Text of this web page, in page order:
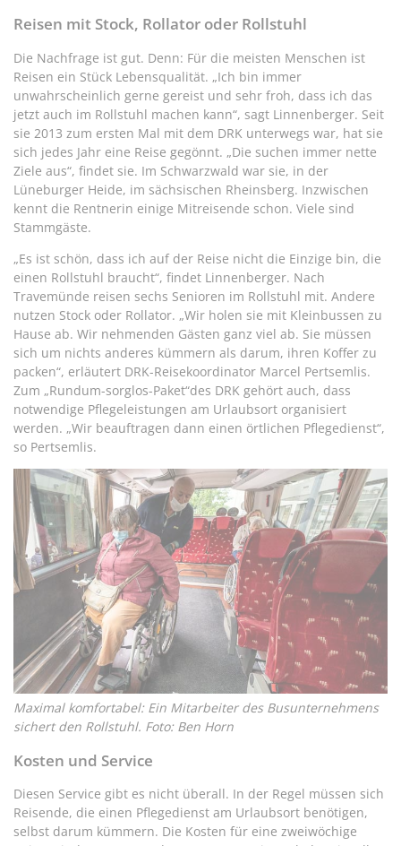
Reisen mit Stock, Rollator oder Rollstuhl
Die Nachfrage ist gut. Denn: Für die meisten Menschen ist
Reisen ein Stück Lebensqualität. „Ich bin immer
unwahrscheinlich gerne gereist und sehr froh, dass ich das
jetzt auch im Rollstuhl machen kann“, sagt Linnenberger. Seit
sie 2013 zum ersten Mal mit dem DRK unterwegs war, hat sie
sich jedes Jahr eine Reise gegönnt. „Die suchen immer nette
Ziele aus“, findet sie. Im Schwarzwald war sie, in der
Lüneburger Heide, im sächsischen Rheinsberg. Inzwischen
kennt die Rentnerin einige Mitreisende schon. Viele sind
Stammgäste.
„Es ist schön, dass ich auf der Reise nicht die Einzige bin, die
einen Rollstuhl braucht“, findet Linnenberger. Nach
Travemünde reisen sechs Senioren im Rollstuhl mit. Andere
nutzen Stock oder Rollator. „Wir holen sie mit Kleinbussen zu
Hause ab. Wir nehmenden Gästen ganz viel ab. Sie müssen
sich um nichts anderes kümmern als darum, ihren Koffer zu
packen“, erläutert DRK-Reisekoordinator Marcel Pertsemlis.
Zum „Rundum-sorglos-Paket“des DRK gehört auch, dass
notwendige Pflegeleistungen am Urlaubsort organisiert
werden. „Wir beauftragen dann einen örtlichen Pflegedienst“,
so Pertsemlis.
Maximal komfortabel: Ein Mitarbeiter des Busunternehmens
sichert den Rollstuhl. Foto: Ben Horn
Kosten und Service
Diesen Service gibt es nicht überall. In der Regel müssen sich
Reisende, die einen Pflegedienst am Urlaubsort benötigen,
selbst darum kümmern. Die Kosten für eine zweiwöchige